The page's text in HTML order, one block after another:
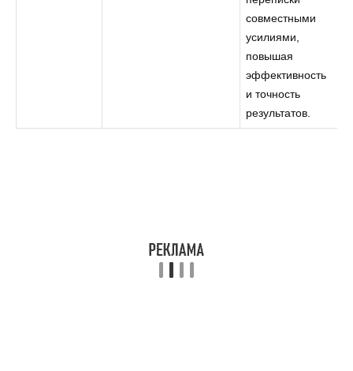
совместными
усилиями,
повышая
эффективность
и точность
результатов.